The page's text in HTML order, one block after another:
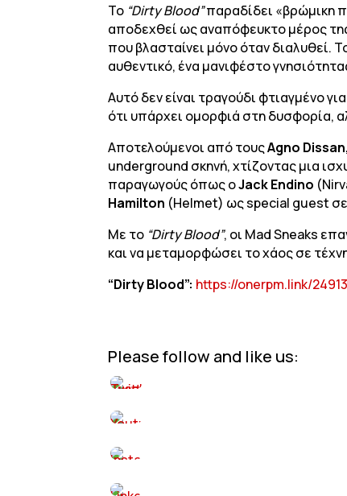
Το “Dirty Blood”παραδίδει «βρώμικη
αποδεχθεί ως αναπόφευκτο μέρος
που βλασταίνει μόνο όταν
αυθεντικό, ένα μανιφέστο
Αυτό δεν είναι τραγούδι φτιαγμένο
ότι υπάρχει ομορφιά στη δυσφορία,
Αποτελούμενοι από τουςAgno
underground σκηνή, χτίζοντας μια
παραγωγούς όπως οJack Endino
Hamilton (Helmet) ως special guest
Με το “Dirty Blood”, οι Mad Sneaks
και να μεταμορφώσει το χάος σε
“Dirty Blood”: https://onerpm.link/
Please follow and like us: